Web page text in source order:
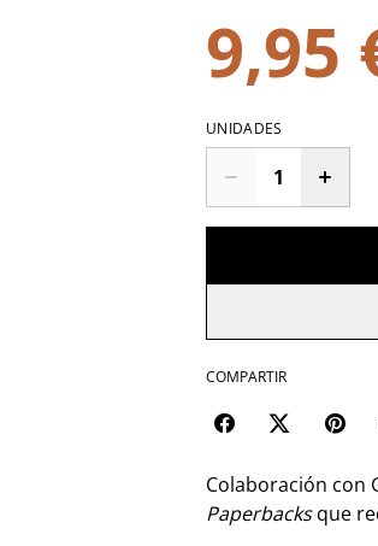
9,95
UNIDADES
COMPARTIR
Colaboración con
Paperbacksque